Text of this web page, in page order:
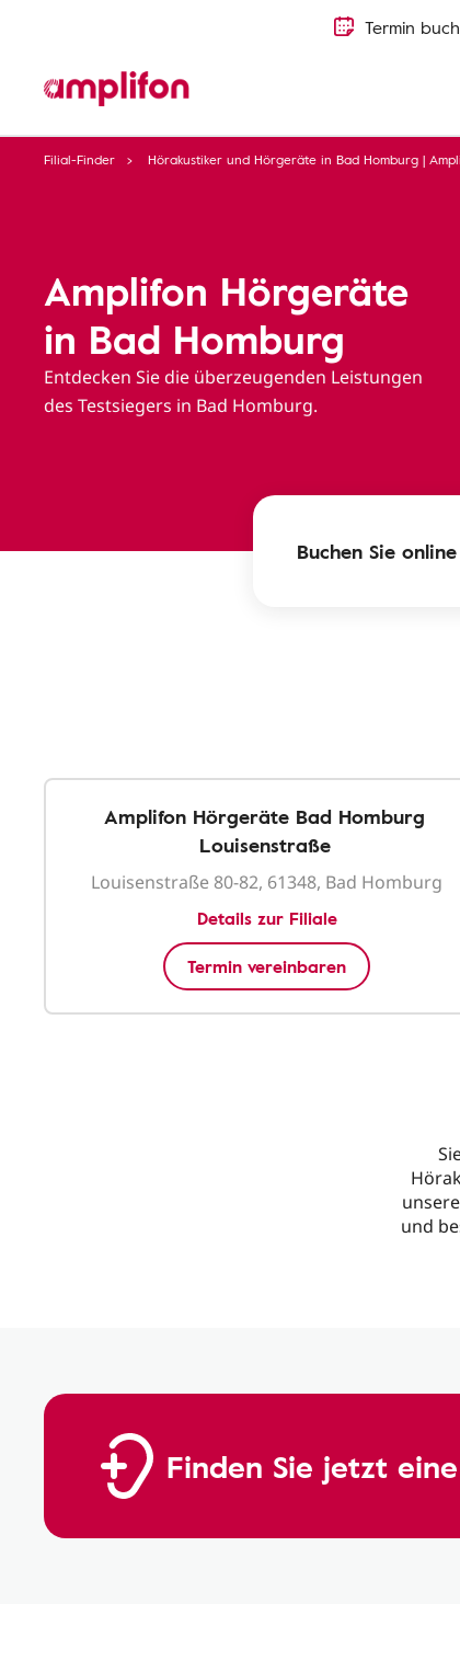
Termin
Filial-Finder Hörakustiker und Hörgeräte in Bad Homburg |
Amplifon Hörgeräte
in Bad Homburg
Entdecken Sie die überzeugenden Leistungen
des Testsiegers in Bad Homburg.
Buchen Sie
Amplifon Hörgeräte Bad Homburg
Louisenstraße
Louisenstraße 80-82, 61348, Bad Homburg
Details zur Filiale
Termin vereinbaren
und
Finden Sie jetzt